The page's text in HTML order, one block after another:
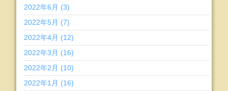
2022年6月 (3)
2022年5月 (7)
2022年4月 (12)
2022年3月 (16)
2022年2月 (10)
2022年1月 (16)